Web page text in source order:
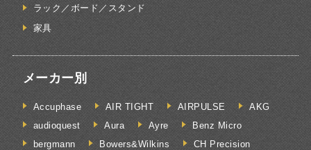
ラック／ボード／スタンド
家具
メーカー別
Accuphase AIR TIGHT AIRPULSE
AKG
audioquest
Aura Ayre
Benz Micro
bergmann
Bowers&Wilkins
CH Precision